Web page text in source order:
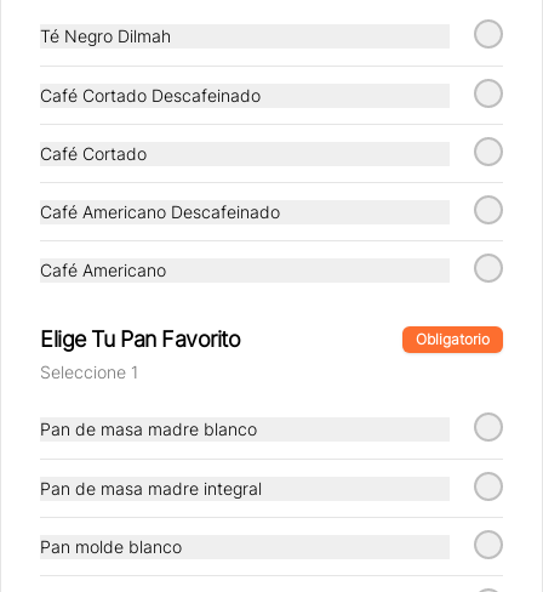
pan masa madre + Té o Café a elección
$10.790
elección
Té Negro Dilmah
Café Cortado Descafeinado
Café Cortado
Café Americano Descafeinado
Café Americano
Elige Tu Pan Favorito Obligatorio
Seleccione 1
Pan de masa madre blanco
Pan de masa madre integral
Pan molde blanco